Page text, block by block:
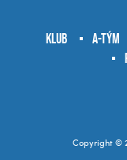
Klub A-tým
Copyright ©